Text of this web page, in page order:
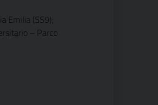
Emilia (SS9);
– Parco